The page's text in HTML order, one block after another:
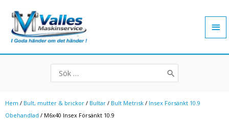
innehåll
Search
for:
Hem / Bult, mutter & brickor / Bultar / Bult Metrisk / Insex Försänkt 10.9
Obehandlad / M6x40 Insex Försänkt 10.9